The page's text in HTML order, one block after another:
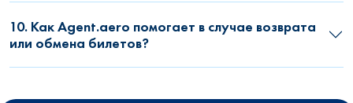
10. Как Agent.aero помогает в случае возврата
или обмена билетов?